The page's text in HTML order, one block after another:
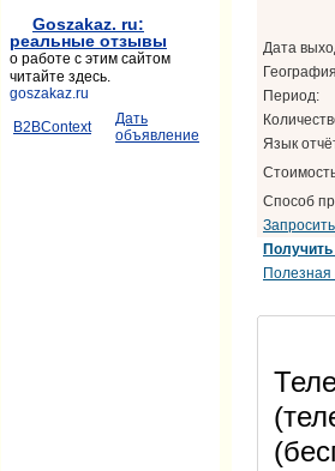
Дата
Период:
Язык
Способ
Goszakaz. ru:
реальные отзывы
о работе с этим сайтом
читайте здесь.
goszakaz.ru
B2BContext
Дать
объявление